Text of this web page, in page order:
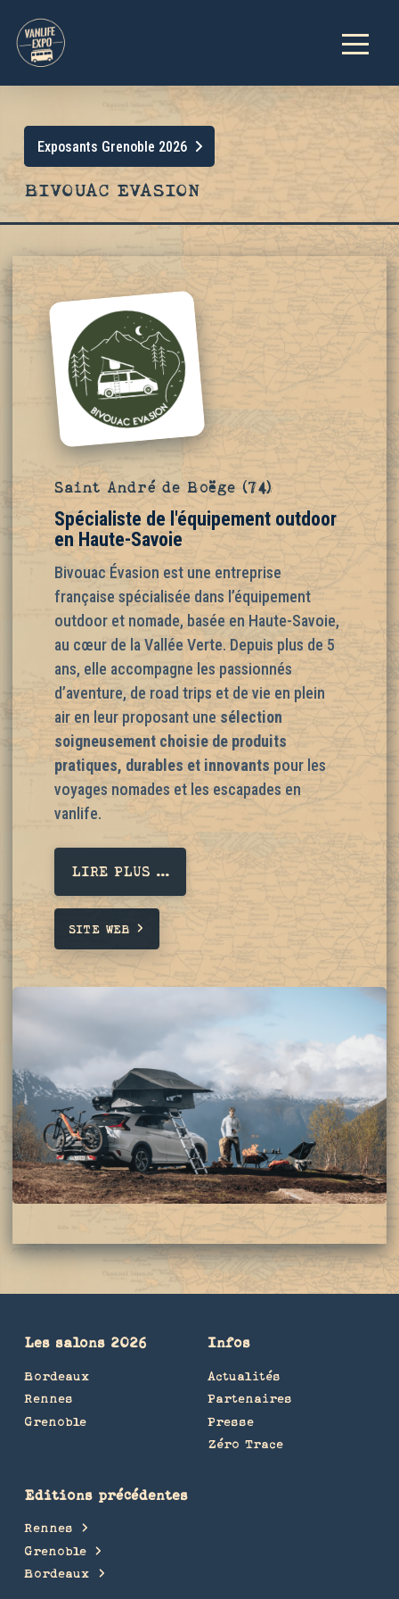
Exposants Grenoble 2026
BIVOUAC EVASION
Saint André de Boëge (74)
Spécialiste de l'équipement outdoor
en Haute-Savoie
Bivouac Évasion est une entreprise
française spécialisée dans l’équipement
outdoor et nomade, basée en Haute-Savoie,
au cœur de la Vallée Verte. Depuis plus de 5
ans, elle accompagne les passionnés
d’aventure, de road trips et de vie en plein
air en leur proposant une sélection
soigneusement choisie de produits
pratiques, durables et innovants pour les
voyages nomades et les escapades en
vanlife.
LIRE PLUS ...
SITE WEB
Les salons 2026
Bordeaux
Rennes
Grenoble
Infos
Actualités
Partenaires
Presse
Zéro Trace
Editions précédentes
Rennes
Grenoble
Bordeaux